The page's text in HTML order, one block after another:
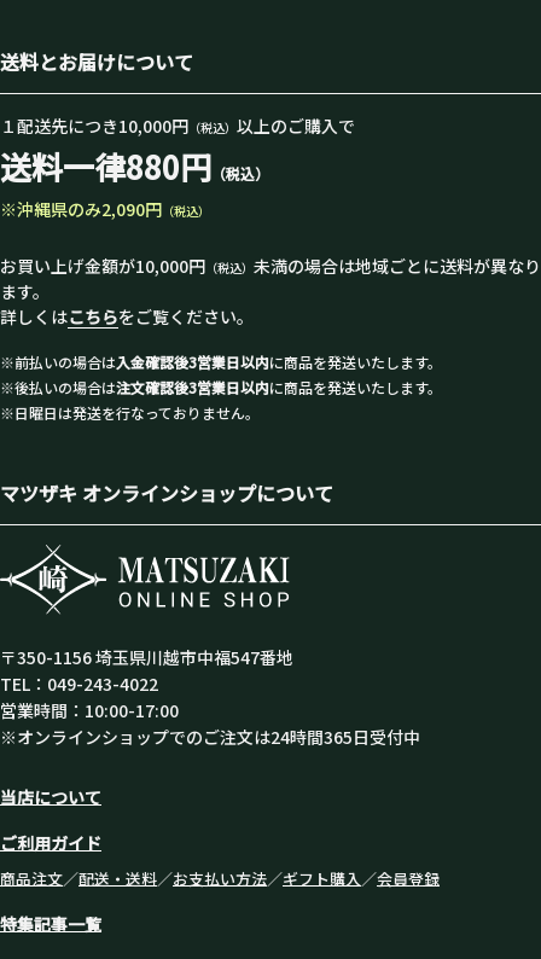
送料とお届けについて
１配送先につき10,000円 （税込） 以上のご購入で
送料一律880円 （税込）
※沖縄県のみ2,090円 （税込）
お買い上げ金額が10,000円 （税込） 未満の場合は地域ごとに送料が異なり
ます。
詳しくはこちらをご覧ください。
※前払いの場合は入金確認後3営業日以内に商品を発送いたします。
※後払いの場合は注文確認後3営業日以内に商品を発送いたします。
※日曜日は発送を行なっておりません。
マツザキ オンラインショップについて
〒350-1156 埼玉県川越市中福547番地
TEL：049-243-4022
営業時間：10:00-17:00
※オンラインショップでのご注文は24時間365日受付中
当店について
ご利用ガイド
商品注文／配送・送料／お支払い方法／ギフト購入／会員登録
特集記事一覧